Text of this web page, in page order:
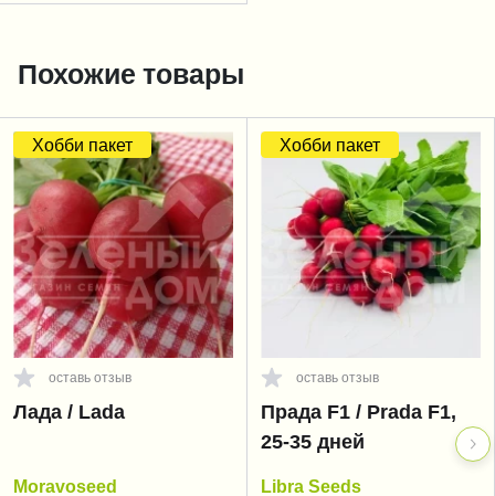
Похожие товары
Хобби пакет
оставь отзыв
Лада / Lada
Moravoseed
Хобби пакет
оставь отзыв
Прада F1 / Prada F1,
25-35 дней
Libra Seeds